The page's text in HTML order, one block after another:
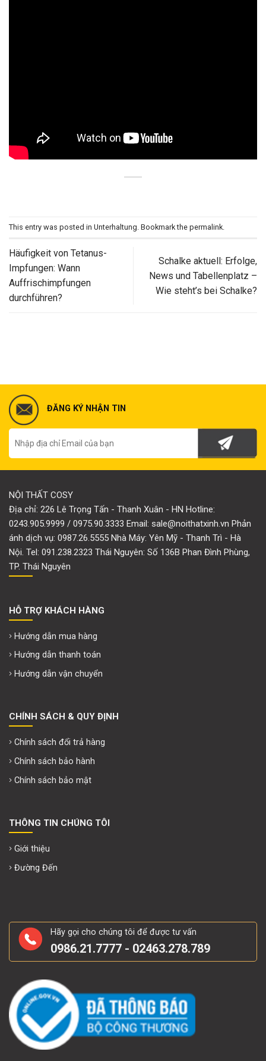
This entry was posted in Unterhaltung . Bookmark the permalink
Häufigkeit von Tetanus-
Impfungen: Wann
Auffrischimpfungen
durchführen?
Schalke aktuell: Erfolge,
News und Tabellenplatz –
Wie steht’s bei Schalke?
ĐĂNG KÝ NHẬN TIN
NỘI THẤT COSY
Địa chỉ: 226 Lê Trọng Tấn - Thanh Xuân - HN Hotline:
0243.905.9999 / 0975.90.3333 Email: sale@noithatxinh.vn Phản
ánh dịch vụ: 0987.26.5555 Nhà Máy: Yên Mỹ - Thanh Trì - Hà
Nội. Tel: 091.238.2323 Thái Nguyên: Số 136B Phan Đình Phùng,
TP. Thái Nguyên
HỖ TRỢ KHÁCH HÀNG
Hướng dẫn mua hàng
Hướng dẫn thanh toán
Hướng dẫn vận chuyển
CHÍNH SÁCH & QUY ĐỊNH
Chính sách đổi trả hàng
Chính sách bảo hành
Chính sách bảo mật
THÔNG TIN CHÚNG TÔI
Giới thiệu
Đường Đến
Hãy gọi cho chúng tôi để được tư vấn
0986.21.7777 - 02463.278.789